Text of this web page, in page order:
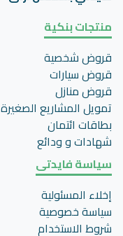
منتجات بنكية
قروض شخصية
قروض سيارات
قروض منازل
تمويل المشاريع الصغيرة
بطاقات ائتمان
شهادات و ودائع
سياسة فايدتى
إخلاء المسئولية
سياسة خصوصية
شروط الاستخدام